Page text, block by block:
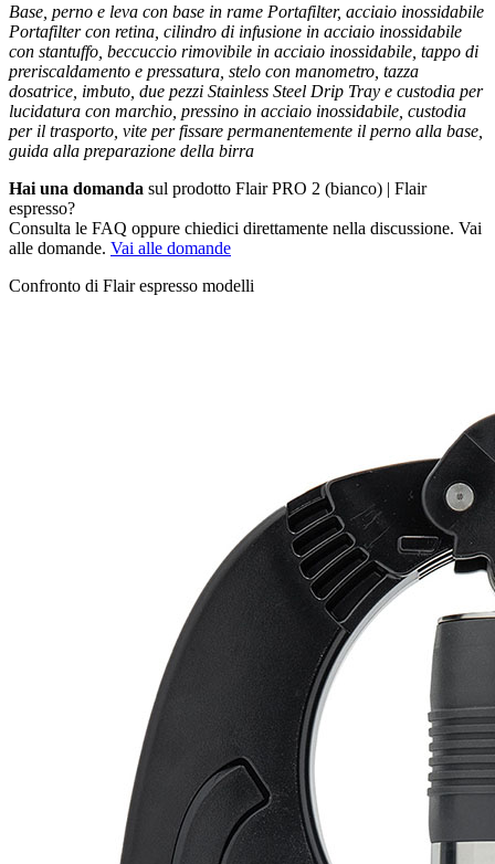
Base, perno e leva con base in rame Portafilter, acciaio inossidabile
Portafilter con retina, cilindro di infusione in acciaio inossidabile
con stantuffo, beccuccio rimovibile in acciaio inossidabile, tappo di
preriscaldamento e pressatura, stelo con manometro, tazza
dosatrice, imbuto, due pezzi Stainless Steel Drip Tray e custodia per
lucidatura con marchio, pressino in acciaio inossidabile, custodia
per il trasporto, vite per fissare permanentemente il perno alla base,
guida alla preparazione della birra
Hai una domanda sul prodotto Flair PRO 2 (bianco) | Flair
espresso?
Consulta le FAQ oppure chiedici direttamente nella discussione. Vai
alle domande. Vai alle domande
Confronto di Flair espresso modelli